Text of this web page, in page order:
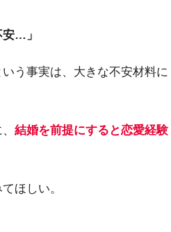
…」
う事実は、大きな不安材料に
結婚を前提にすると恋愛経験
ほしい。